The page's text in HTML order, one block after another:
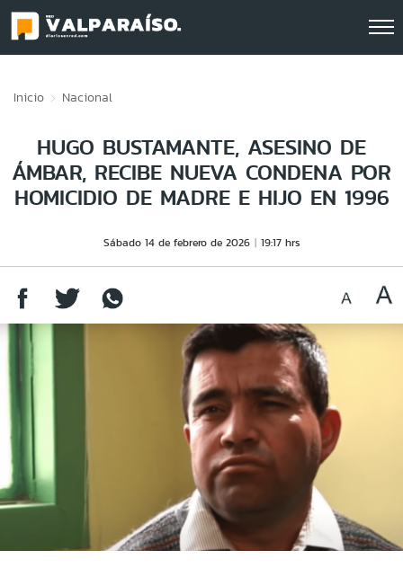
Inicio Nacional
HUGO BUSTAMANTE, ASESINO DE
ÁMBAR, RECIBE NUEVA CONDENA POR
HOMICIDIO DE MADRE E HIJO EN 1996
Sábado 14 de febrero de 2026 19:17 hrs